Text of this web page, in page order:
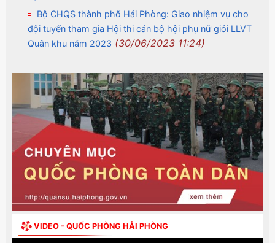
Bộ CHQS thành phố Hải Phòng: Giao nhiệm vụ cho
đội tuyển tham gia Hội thi cán bộ hội phụ nữ giỏi LLVT
Quân khu năm 2023 (30/06/2023 11:24)
VIDEO - QUỐC PHÒNG HẢI PHÒNG